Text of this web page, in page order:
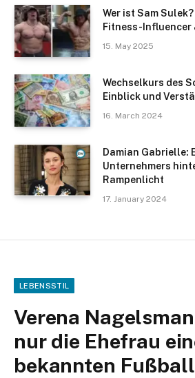
Wer ist Sam
Fitness-Influencer
15. May 2025
Wechselkurs des
Einblick und
16. March 2024
Damian Gabrielle:
Unternehmers
Rampenlicht
17. January 2024
LEBENSSTIL
Verena
nur die Ehefrau
bekannten